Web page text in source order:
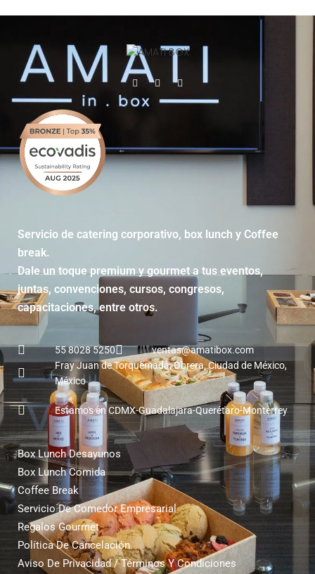
Servicio de catering corporativo, box lunch y Coffee
break.
Dale un toque premium y gourmet a tus eventos,
juntas, convenciones, cursos, congresos,
capacitaciones, entre otros.
55 8028 5250
ventas@amatibox.com
Fray Juan de Torquemada, Obrera, Ciudad de México,
México
Estamos en CDMX-Guadalajara-Querétaro-Monterrey
Box Lunch Desayunos
Box Lunch Comida
Coffee Break
Servicio De Comedor Empresarial
Regalos Gourmet
Política De Cancelación
Aviso De Privacidad / Términos Y Condiciones